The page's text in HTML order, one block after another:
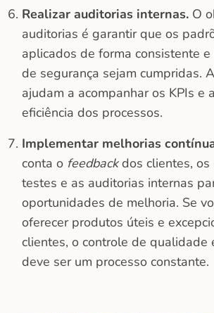
Realizar auditorias internas. O
auditorias é garantir que os
aplicados de forma consistente
de segurança sejam cumpridas.
ajudam a acompanhar os KPIs e
eficiência dos processos.
Implementar melhorias
conta o feedbackdos clientes, os
testes e as auditorias internas
oportunidades de melhoria. Se
oferecer produtos úteis e
clientes, o controle de qualidade
deve ser um processo constante.